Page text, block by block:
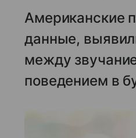
Американские
данные,
между
поведением в